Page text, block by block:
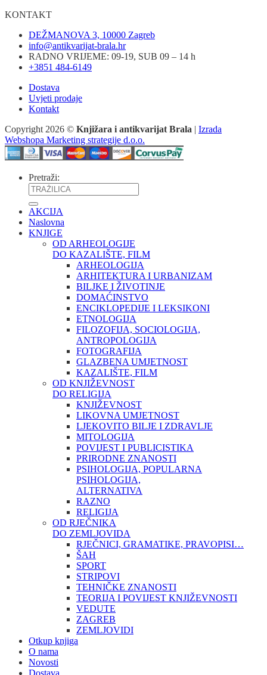
KONTAKT
DEŽMANOVA 3, 10000 Zagreb
info@antikvarijat-brala.hr
RADNO VRIJEME: 09-19, SUB 09 – 14 h
+3851 484-6149
Dostava
Uvjeti prodaje
Kontakt
Copyright 2026 © Knjižara i antikvarijat Brala | Izrada
Webshopa Marketing strategije d.o.o.
Pretraži:
AKCIJA
Naslovna
KNJIGE
OD ARHEOLOGIJE
DO KAZALIŠTE, FILM
ARHEOLOGIJA
ARHITEKTURA I URBANIZAM
BILJKE I ŽIVOTINJE
DOMAĆINSTVO
ENCIKLOPEDIJE I LEKSIKONI
ETNOLOGIJA
FILOZOFIJA, SOCIOLOGIJA,
ANTROPOLOGIJA
FOTOGRAFIJA
GLAZBENA UMJETNOST
KAZALIŠTE, FILM
OD KNJIŽEVNOST
DO RELIGIJA
KNJIŽEVNOST
LIKOVNA UMJETNOST
LJEKOVITO BILJE I ZDRAVLJE
MITOLOGIJA
POVIJEST I PUBLICISTIKA
PRIRODNE ZNANOSTI
PSIHOLOGIJA, POPULARNA
PSIHOLOGIJA,
ALTERNATIVA
RAZNO
RELIGIJA
OD RJEČNIKA
DO ZEMLJOVIDA
RJEČNICI, GRAMATIKE, PRAVOPISI…
ŠAH
SPORT
STRIPOVI
TEHNIČKE ZNANOSTI
TEORIJA I POVIJEST KNJIŽEVNOSTI
VEDUTE
ZAGREB
ZEMLJOVIDI
Otkup knjiga
O nama
Novosti
Dostava